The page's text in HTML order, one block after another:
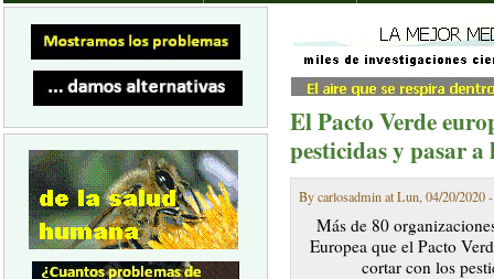
El Pacto Verde
pesticidas y pasar
By carlosadmin at Lun, 04/20/2020
Más de 80
Europea que el Pacto
cortar con los